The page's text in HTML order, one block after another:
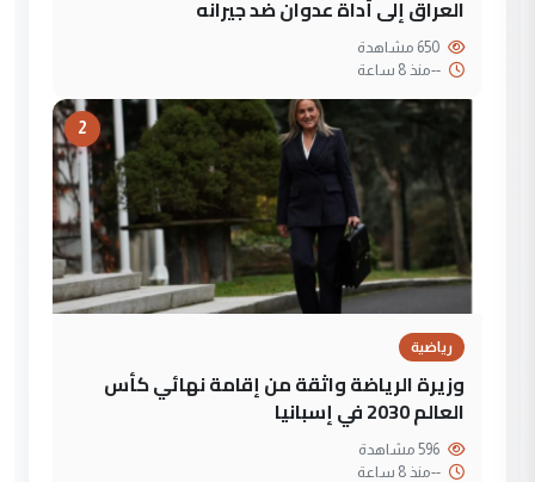
العراق إلى أداة عدوان ضد جيرانه
--منذ 8 ساعة
2
رياضية
وزيرة الرياضة واثقة من إقامة نهائي كأس
العالم 2030 في إسبانيا
--منذ 8 ساعة